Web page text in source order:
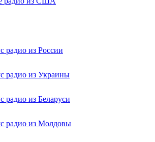
радио из России
радио из Украины
радио из Беларуси
радио из Молдовы